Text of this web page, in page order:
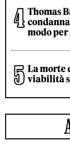
Thomas
modo
La morte
viabilità